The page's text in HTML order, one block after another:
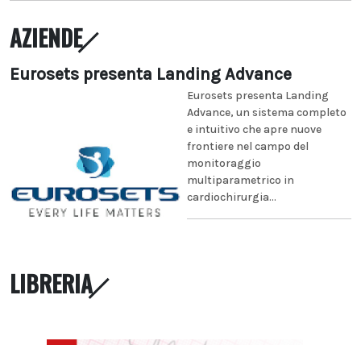
AZIENDE
Eurosets presenta Landing Advance
Eurosets presenta Landing
Advance, un sistema completo
e intuitivo che apre nuove
frontiere nel campo del
monitoraggio
multiparametrico in
cardiochirurgia...
LIBRERIA